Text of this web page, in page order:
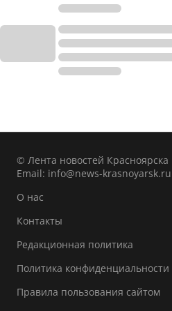
© Лента новостей Красноярска
Email: info@news-krasnoyarsk.ru
О нас
Контакты
Редакционная политика
Политика конфиденциальности
Правила пользования сайтом